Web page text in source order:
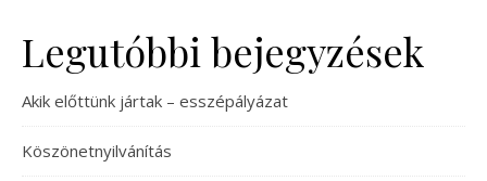
Legutóbbi bejegyzések
Akik előttünk jártak – esszépályázat
Köszönetnyilvánítás